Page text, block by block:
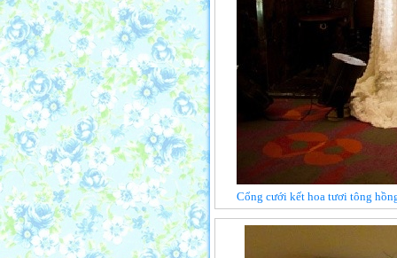
Cổng cưới kết hoa tươi tông